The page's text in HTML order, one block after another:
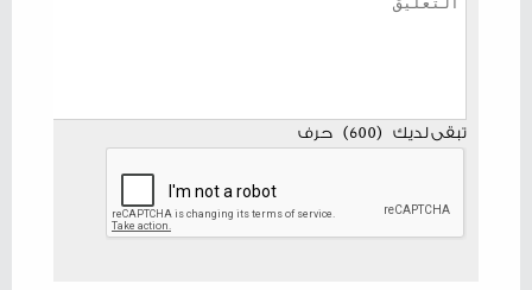
تبقى لديك (
600
) حرف